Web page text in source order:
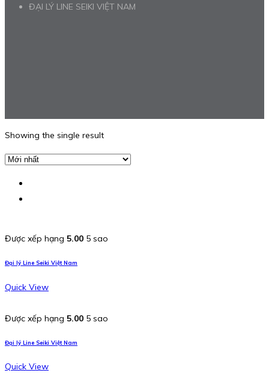
ĐẠI LÝ LINE SEIKI VIỆT NAM
Showing the single result
Được xếp hạng 5.00 5 sao
Đại lý Line Seiki Việt Nam
Quick View
Được xếp hạng 5.00 5 sao
Đại lý Line Seiki Việt Nam
Quick View